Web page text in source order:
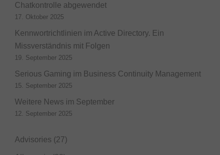
Chatkontrolle abgewendet
17. Oktober 2025
Kennwortrichtlinien im Active Directory. Ein
Missverständnis mit Folgen
19. September 2025
Serious Gaming im Business Continuity Management
15. September 2025
Weitere News im September
12. September 2025
Advisories (27)